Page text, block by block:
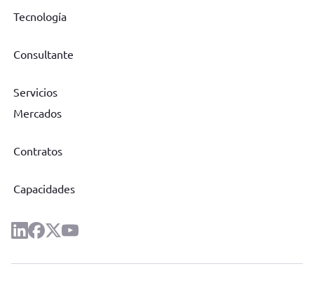
Tecnología
Consultante
Servicios
Mercados
Contratos
Capacidades